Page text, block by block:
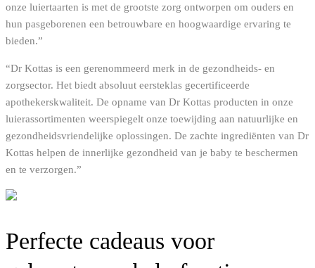
onze luiertaarten is met de grootste zorg ontworpen om ouders en
hun pasgeborenen een betrouwbare en hoogwaardige ervaring te
bieden.”
“Dr Kottas is een gerenommeerd merk in de gezondheids- en
zorgsector. Het biedt absoluut eersteklas gecertificeerde
apothekerskwaliteit. De opname van Dr Kottas producten in onze
luierassortimenten weerspiegelt onze toewijding aan natuurlijke en
gezondheidsvriendelijke oplossingen. De zachte ingrediënten van Dr
Kottas helpen de innerlijke gezondheid van je baby te beschermen
en te verzorgen.”
Perfecte cadeaus voor